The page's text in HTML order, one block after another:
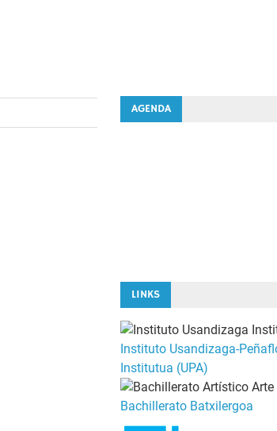
AGENDA
LINKS
Instituto Usandizaga-
Institutua (UPA)
Bachillerato Batxilergoa